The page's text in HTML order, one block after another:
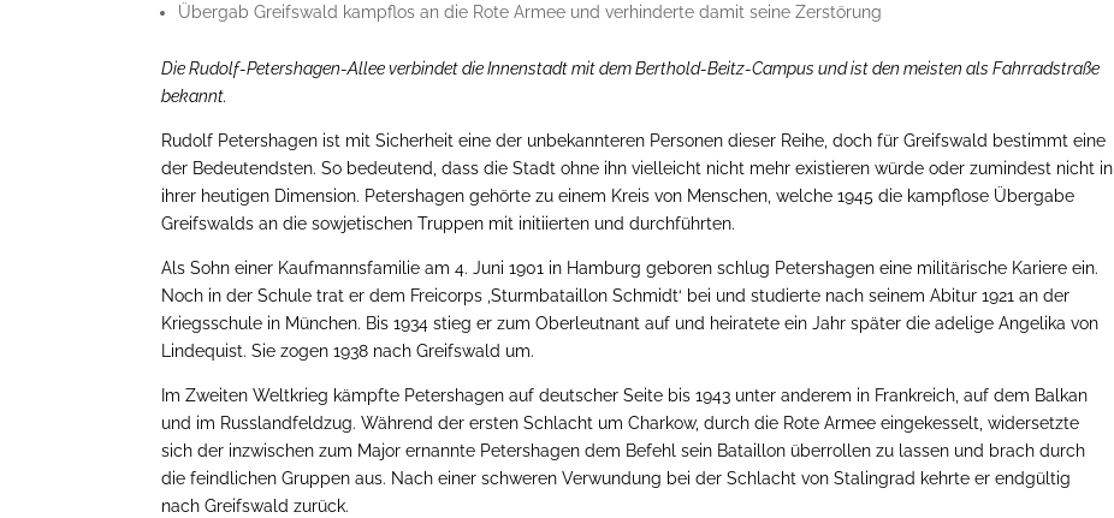
Übergab Greifswald kampflos an die Rote Armee und verhinderte damit seine Zerstörung
Die Rudolf-Petershagen-Allee verbindet die Innenstadt mit dem Berthold-Beitz-Campus und ist den meisten als Fahrradstraße
bekannt.
Rudolf Petershagen ist mit Sicherheit eine der unbekannteren Personen dieser Reihe, doch für Greifswald bestimmt eine
der Bedeutendsten. So bedeutend, dass die Stadt ohne ihn vielleicht nicht mehr existieren würde oder zumindest nicht in
ihrer heutigen Dimension. Petershagen gehörte zu einem Kreis von Menschen, welche 1945 die kampflose Übergabe
Greifswalds an die sowjetischen Truppen mit initiierten und durchführten.
Als Sohn einer Kaufmannsfamilie am 4. Juni 1901 in Hamburg geboren schlug Petershagen eine militärische Kariere ein.
Noch in der Schule trat er dem Freicorps ‚Sturmbataillon Schmidt‘ bei und studierte nach seinem Abitur 1921 an der
Kriegsschule in München. Bis 1934 stieg er zum Oberleutnant auf und heiratete ein Jahr später die adelige Angelika von
Lindequist. Sie zogen 1938 nach Greifswald um.
Im Zweiten Weltkrieg kämpfte Petershagen auf deutscher Seite bis 1943 unter anderem in Frankreich, auf dem Balkan
und im Russlandfeldzug. Während der ersten Schlacht um Charkow, durch die Rote Armee eingekesselt, widersetzte
sich der inzwischen zum Major ernannte Petershagen dem Befehl sein Bataillon überrollen zu lassen und brach durch
die feindlichen Gruppen aus. Nach einer schweren Verwundung bei der Schlacht von Stalingrad kehrte er endgültig
nach Greifswald zurück.